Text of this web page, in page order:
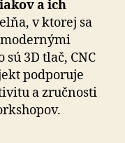
a ich
v ktorej sa
3D tlač, CNC
podporuje
a zručnosti